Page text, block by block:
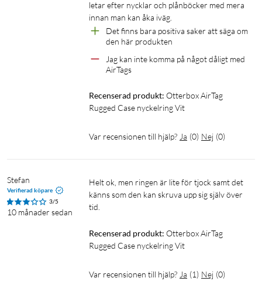
letar efter nycklar och plånböcker med mera
innan man kan åka iväg.
Det finns bara positiva saker att säga om
den här produkten
Jag kan inte komma på något dåligt med
AirTags
Recenserad produkt: Otterbox AirTag
Rugged Case nyckelring Vit
Var recensionen till hjälp? Ja (0) Nej (0)
Stefan
Verifierad köpare
3/5
10 månader sedan
Helt ok, men ringen är lite för tjock samt det
känns som den kan skruva upp sig själv över
tid.
Recenserad produkt: Otterbox AirTag
Rugged Case nyckelring Vit
Var recensionen till hjälp? Ja (1) Nej (0)